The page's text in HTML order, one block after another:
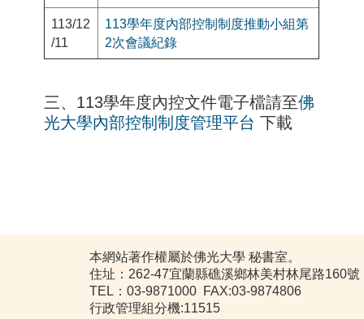
113/12
/11
113學年度內部控制制度推動小組第
2次會議紀錄
三、113學年度內控文件電子檔請至佛
光大學內部控制制度管理平台 下載
本網站著作權屬於佛光大學 秘書室。
住址：262-47宜蘭縣礁溪鄉林美村林尾路160號
TEL：03-9871000 FAX:03-9874806
行政管理組分機:11515